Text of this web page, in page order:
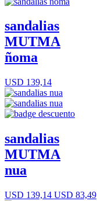
sandalias
MUTMA
ñoma
USD 139,14
sandalias
MUTMA
nua
USD 139,14 USD 83,49